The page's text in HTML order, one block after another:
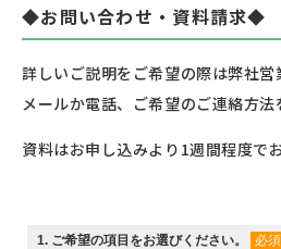
◆お問い合わせ・資料請求◆
詳しいご説明をご希望の際は弊社営
メールか電話、ご希望のご連絡方法
資料はお申し込みより1週間程度で
1. ご希望の項目をお選びください。 必須